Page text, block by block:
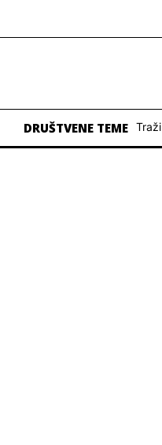
DRUŠTVENE TEME Traži